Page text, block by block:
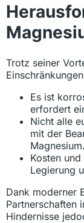
Trotz seiner
Es ist
erfordert
Nicht alle
mit der
Magnesium.
Kosten
Legierung
Dank moderner
Partnerschaften
Hindernisse